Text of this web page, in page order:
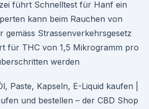
führt Schnelltest für Hanf ein
kann beim Rauchen von
gemäss Strassenverkehrsgesetz
für THC von 1,5 Mikrogramm pro
werden
Paste, Kapseln, E-Liquid kaufen |
und bestellen – der CBD Shop